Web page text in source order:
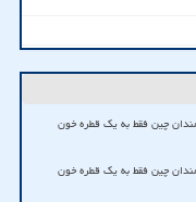
حمل دانشمندان چین فقط به یک قطره خون
حمل دانشمندان چین فقط به یک قطره خون